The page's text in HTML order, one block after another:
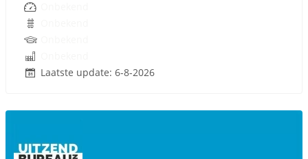
Laatste update: 6-8-2026